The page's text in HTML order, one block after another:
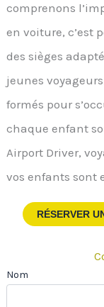
comprenons
en voiture, c’est
des sièges
jeunes
formés pour
chaque enfant
Airport Driver,
vos enfants sont
RÉSERVER
Nom